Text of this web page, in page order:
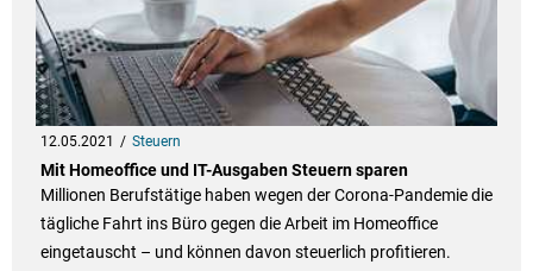
12.05.2021 Steuern
Mit Homeoffice und IT-Ausgaben Steuern sparen
Millionen Berufstätige haben wegen der Corona-Pandemie die
tägliche Fahrt ins Büro gegen die Arbeit im Homeoffice
eingetauscht – und können davon steuerlich profitieren.